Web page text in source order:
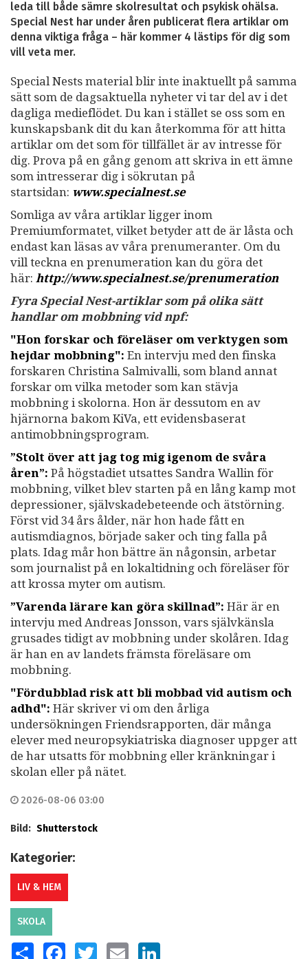
leda till både sämre skolresultat och psykisk ohälsa.
Special Nest har under åren publicerat flera artiklar om
denna viktiga fråga – här kommer 4 lästips för dig som
vill veta mer.
Special Nests material blir inte inaktuellt på samma
sätt som de dagsaktuella nyheter vi tar del av i det
dagliga medieflödet. Du kan i stället se oss som en
kunskapsbank dit du kan återkomma för att hitta
artiklar om det som för tillfället är av intresse för
dig. Prova på en gång genom att skriva in ett ämne
som intresserar dig i sökrutan på
startsidan: www.specialnest.se
Somliga av våra artiklar ligger inom
Premiumformatet, vilket betyder att de är låsta och
endast kan läsas av våra prenumeranter. Om du
vill teckna en prenumeration kan du göra det
här: http://www.specialnest.se/prenumeration
Fyra Special Nest-artiklar som på olika sätt
handlar om mobbning vid npf:
"Hon forskar och föreläser om verktygen som
hejdar mobbning": En intervju med den finska
forskaren Christina Salmivalli, som bland annat
forskar om vilka metoder som kan stävja
mobbning i skolorna. Hon är dessutom en av
hjärnorna bakom KiVa, ett evidensbaserat
antimobbningsprogram.
”Stolt över att jag tog mig igenom de svåra
åren”: På högstadiet utsattes Sandra Wallin för
mobbning, vilket blev starten på en lång kamp mot
depressioner, självskadebeteende och ätstörning.
Först vid 34 års ålder, när hon hade fått en
autismdiagnos, började saker och ting falla på
plats. Idag mår hon bättre än någonsin, arbetar
som journalist på en lokaltidning och föreläser för
att krossa myter om autism.
”Varenda lärare kan göra skillnad”: Här är en
intervju med Andreas Jonsson, vars självkänsla
grusades tidigt av mobbning under skolåren. Idag
är han en av landets främsta föreläsare om
mobbning.
"Fördubblad risk att bli mobbad vid autism och
adhd": Här skriver vi om den årliga
undersökningen Friendsrapporten, där många
elever med neuropsykiatriska diagnoser uppger att
de har utsatts för mobbning eller kränkningar i
skolan eller på nätet.
2026-08-06 03:00
Bild: Shutterstock
Kategorier:
LIV & HEM
SKOLA
SHARE FACEBOOKTWITTER EMAIL